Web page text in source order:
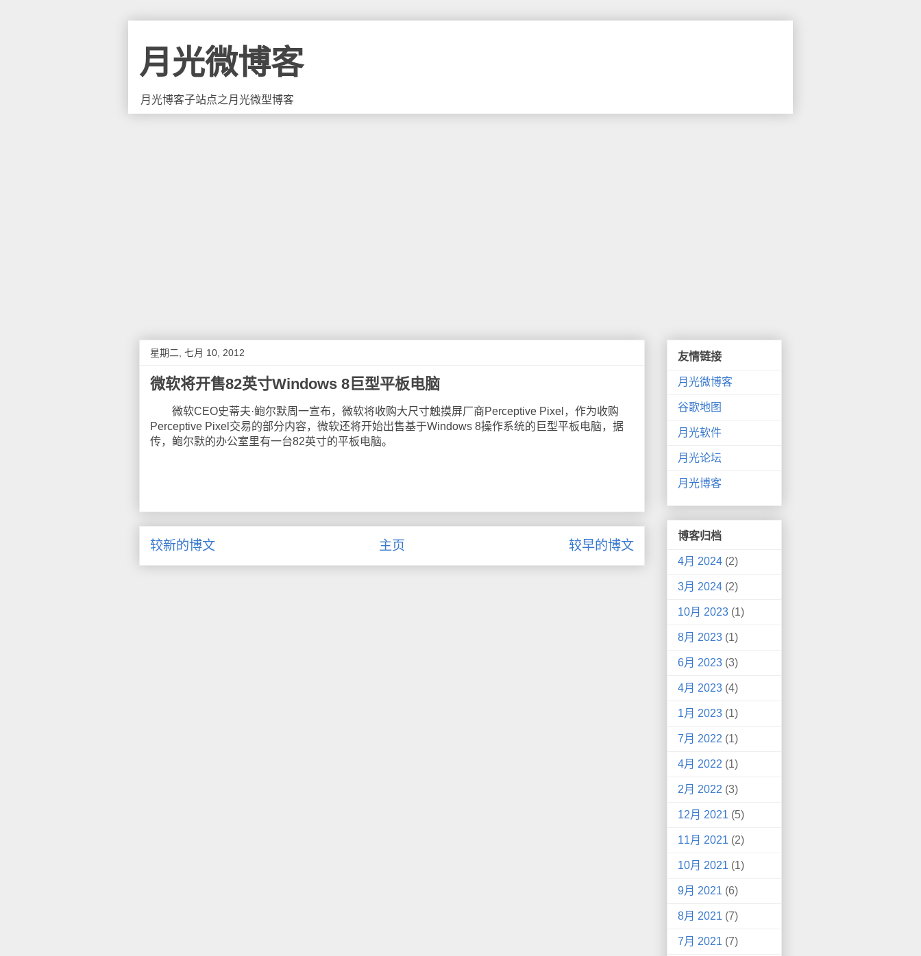
月光微博客
月光博客子站点之月光微型博客
星期二, 七月 10, 2012
微软将开售82英寸Windows 8巨型平板电脑
微软CEO史蒂夫·鲍尔默周一宣布，微软将收购大尺寸触摸屏厂商Perceptive Pixel，作为收购
Perceptive Pixel交易的部分内容，微软还将开始出售基于Windows 8操作系统的巨型平板电脑，据
传，鲍尔默的办公室里有一台82英寸的平板电脑。
较新的博文 较早的博文
主页
友情链接
月光微博客
谷歌地图
月光软件
月光论坛
月光博客
博客归档
4月 2024 (2)
3月 2024 (2)
10月 2023 (1)
8月 2023 (1)
6月 2023 (3)
4月 2023 (4)
1月 2023 (1)
7月 2022 (1)
4月 2022 (1)
2月 2022 (3)
12月 2021 (5)
11月 2021 (2)
10月 2021 (1)
9月 2021 (6)
8月 2021 (7)
7月 2021 (7)